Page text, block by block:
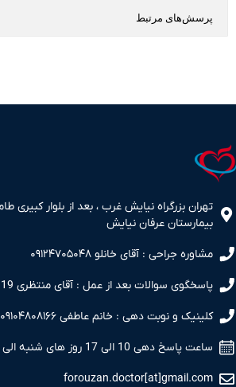
تهران بزرگراه نیایش غرب ، بعد از بلوار کبیری
بیمارستان عرفان نیایش
مشاوره جراحی : آقای خانلو ۰۹۱۲۴۷۰۵۰۴۸
پاسخگوی سوالات بعد از عمل : آقای منتظری 09304516119
کلینیک و نوبت دهی : خانم عاطفی ۰۹۱۰۴۸۰۸۱۶۶- 02149796289
ساعت پاسخ دهی 10 الی 17 روز های شنبه الی چهارشنبه
forouzan.doctor[at]gmail.com